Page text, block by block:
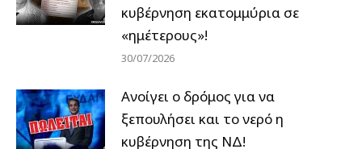
κυβέρνηση εκατομμύρια σε
«ημέτερους»!
30/07/2026
Ανοίγει ο δρόμος για να
ξεπουλήσει και το νερό η
κυβέρνηση της ΝΔ!